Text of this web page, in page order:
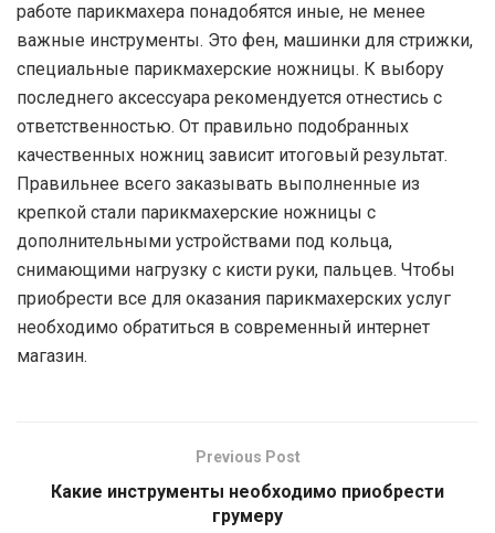
работе парикмахера понадобятся иные, не менее
важные инструменты. Это фен, машинки для стрижки,
специальные парикмахерские ножницы. К выбору
последнего аксессуара рекомендуется отнестись с
ответственностью. От правильно подобранных
качественных ножниц зависит итоговый результат.
Правильнее всего заказывать выполненные из
крепкой стали парикмахерские ножницы с
дополнительными устройствами под кольца,
снимающими нагрузку с кисти руки, пальцев. Чтобы
приобрести все для оказания парикмахерских услуг
необходимо обратиться в современный интернет
магазин.
Previous Post
Какие инструменты необходимо приобрести
грумеру